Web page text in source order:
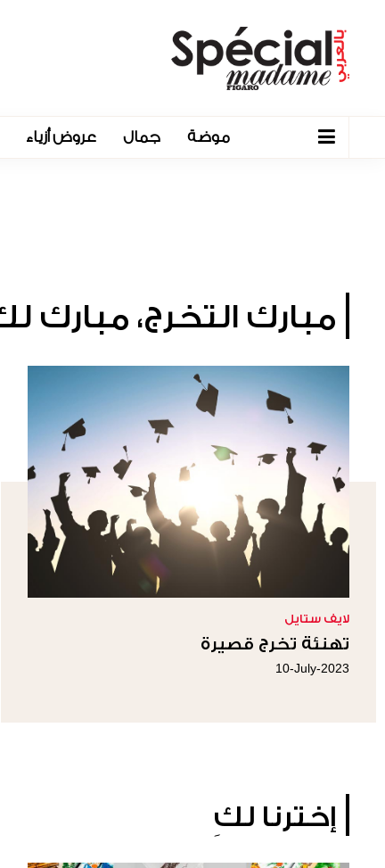
موضة جمال عروض أزياء
مبارك التخرج، مبارك
لايف ستايل
تهنئة تخرج قصيرة
10-July-2023
إخترنا لكِ